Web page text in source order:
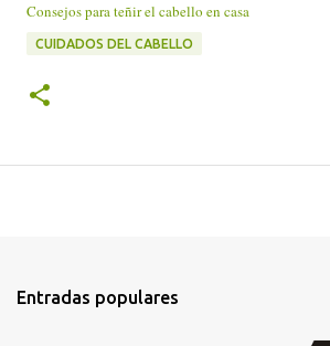
Consejos para teñir el cabello en casa
CUIDADOS DEL CABELLO
Entradas populares